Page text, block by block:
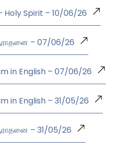
Holy Spirit – 10/06/26
ஆராதனை – 07/06/26
in English – 07/06/26
in English – 31/05/26
ஆராதனை – 31/05/26